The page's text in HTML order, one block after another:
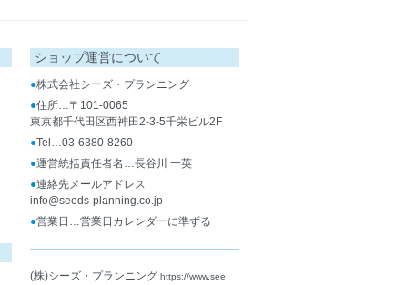
ショップ運営について
●株式会社シーズ・プランニング
●住所…〒101-0065
東京都千代田区西神田2-3-5千栄ビル2F
●Tel…03-6380-8260
●運営統括責任者名…長谷川 一英
●連絡先メールアドレス
info@seeds-planning.co.jp
●営業日…営業日カレンダーに準ずる
(株)シーズ・プランニング https://www.see